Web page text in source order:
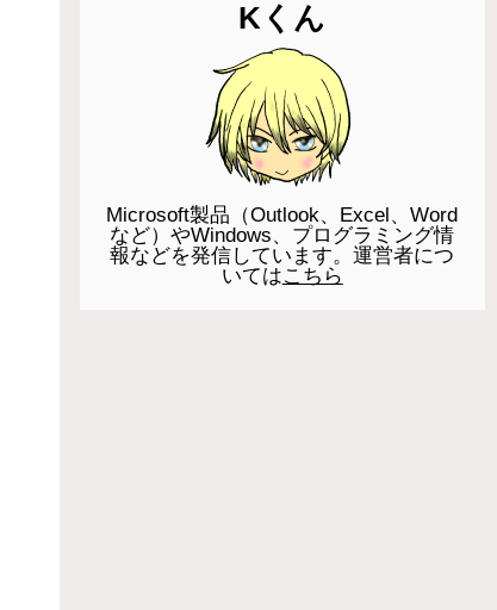
Kくん
Microsoft製品（Outlook、Excel、Word
など）やWindows、プログラミング情
報などを発信しています。運営者につ
いてはこちら